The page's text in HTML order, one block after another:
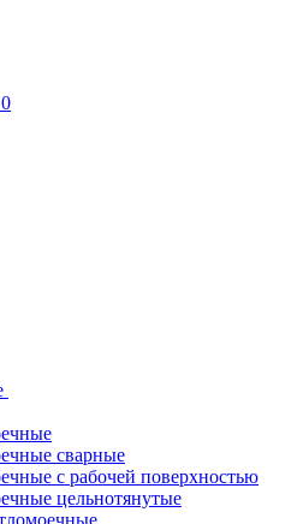
0
сварные
с рабочей поверхностью
цельнотянутые